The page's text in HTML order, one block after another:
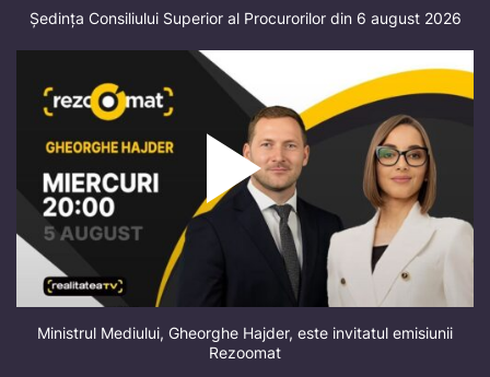
Ședința Consiliului Superior al Procurorilor din 6 august 2026
Ministrul Mediului, Gheorghe Hajder, este invitatul emisiunii
Rezoomat